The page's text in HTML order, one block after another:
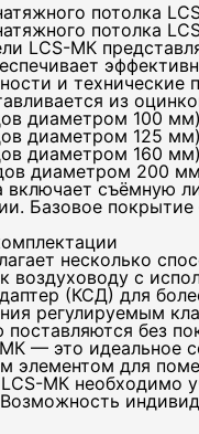
потолка
потолка
LCS-МК
и технические
из
диаметром 100 мм)
диаметром 125 мм)
диаметром 160 мм)
диаметром 200
включает съёмную
Базовое
несколько
воздуховоду с
(КСД) для
регулируемым
без
— это идеальное
элементом для
МК необходимо